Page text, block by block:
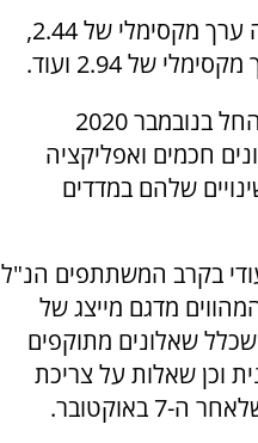
כך למשל במגפת הקורונה היה ערך מקסימלי של 2.44,
של 2.94 ועוד.
מדובר במחקר פרוספקטיבי שהחל בנובמבר 2020
צויידו בשעונים חכמים ואפליקציה
שלהם במדדים
בקרב המשתתפים הנ"ל
המהווים מדגם מייצג של
שכלל שאלונים מתוקפים
וכן שאלות על צריכת
באוקטובר.